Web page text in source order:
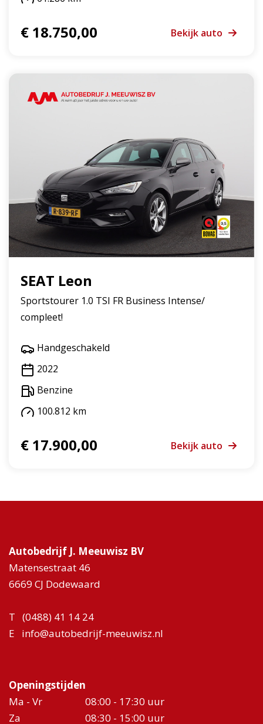
€ 18.750,00 Bekijk auto
SEAT Leon
Sportstourer 1.0 TSI FR Business Intense/
compleet!
Handgeschakeld
2022
Benzine
100.812 km
€ 17.900,00 Bekijk auto
Autobedrijf J. Meeuwisz BV
Matensestraat 46
6669 CJ Dodewaard
T (0488) 41 14 24
E
info@autobedrijf-meeuwisz.nl
Openingstijden
Ma - Vr
08:00 - 17:30 uur
Za
08:30 - 15:00 uur